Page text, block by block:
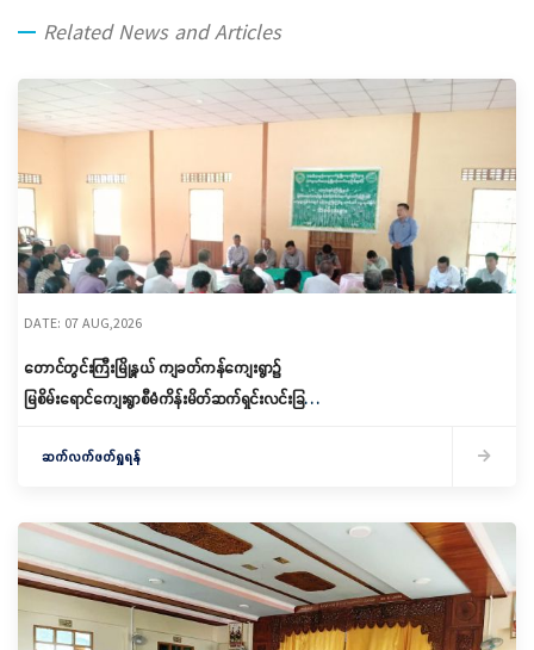
Related News and Articles
DATE: 07 AUG,2026
တောင်တွင်းကြီးမြို့နယ် ကျခတ်ကန်ကျေးရွာ၌
မြစိမ်းရောင်ကျေးရွာစီမံကိန်းမိတ်ဆက်ရှင်းလင်းခြင်း
ဆက်လက်ဖတ်ရှုရန်